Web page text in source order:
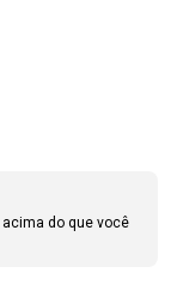
acima do que você